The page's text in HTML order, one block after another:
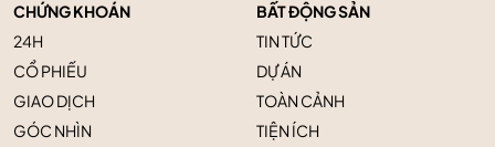
CHỨNG KHOÁN
24H
CỔ PHIẾU
GIAO DỊCH
GÓC NHÌN
BẤT ĐỘNG SẢN
TIN TỨC
DỰ ÁN
TOÀN CẢNH
TIỆN ÍCH